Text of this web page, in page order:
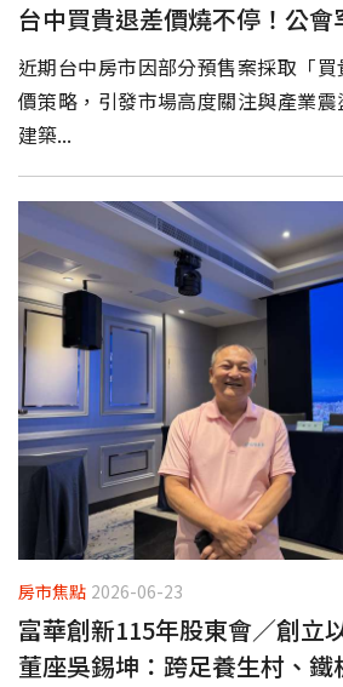
台中買貴退差價燒不停！公
近期台中房市因部分預售案採取「
價策略，引發市場高度關注與產業
建築...
房市焦點 2026-06-23
富華創新115年股東會／創立
董座吳錫坤：跨足養生村、